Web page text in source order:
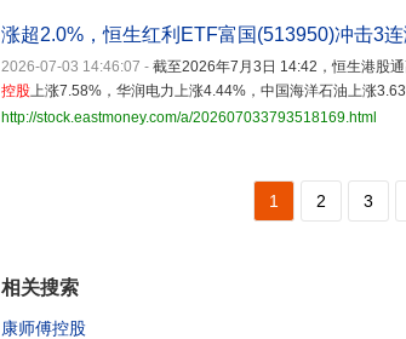
涨超2.0%，恒生红利ETF富国(513950)冲击3
2026-07-03 14:46:07 - 截至2026年7月3日 14:42，恒生港股
控股上涨7.58%，华润电力上涨4.44%，中国海洋石油上涨
http://stock.eastmoney.com/a/202607033793518169.html
1 2 3
相关搜索
康师傅控股